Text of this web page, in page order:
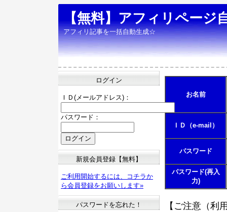
【無料】アフィリページ
アフィリ記事を一括自動生成☆
お名前
ＩＤ（e-mail）
パスワード
パスワード(再入
力)
【ご注意（利
ログイン
ＩＤ(メールアドレス)：
パスワード：
新規会員登録【無料】
ご利用開始するには、コチラか
ら会員登録をお願いします»
パスワードを忘れた！